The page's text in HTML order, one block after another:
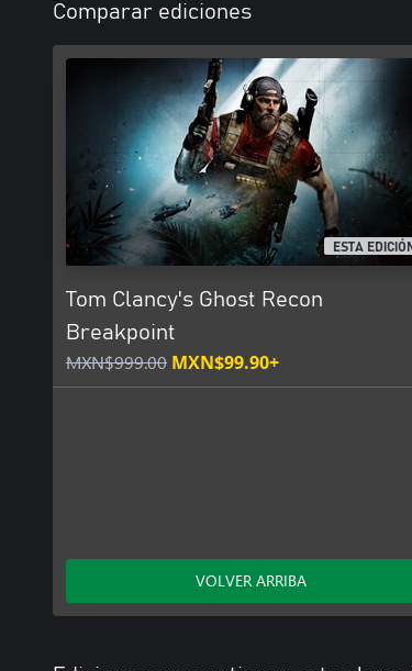
Comparar ediciones
ESTA EDICIÓN
Tom Clancy's Ghost Recon
Breakpoint
MXN$999.00 MXN$99.90+
VOLVER ARRIBA